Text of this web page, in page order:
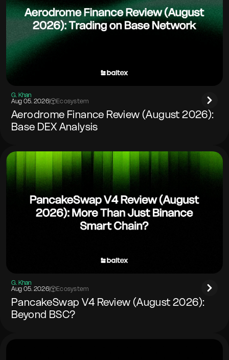
G. Khan
Aug 05. 2026| Ecosystem
Aerodrome Finance Review (August 2026):
Base DEX Analysis
G. Khan
Aug 05. 2026| Ecosystem
PancakeSwap V4 Review (August 2026):
Beyond BSC?